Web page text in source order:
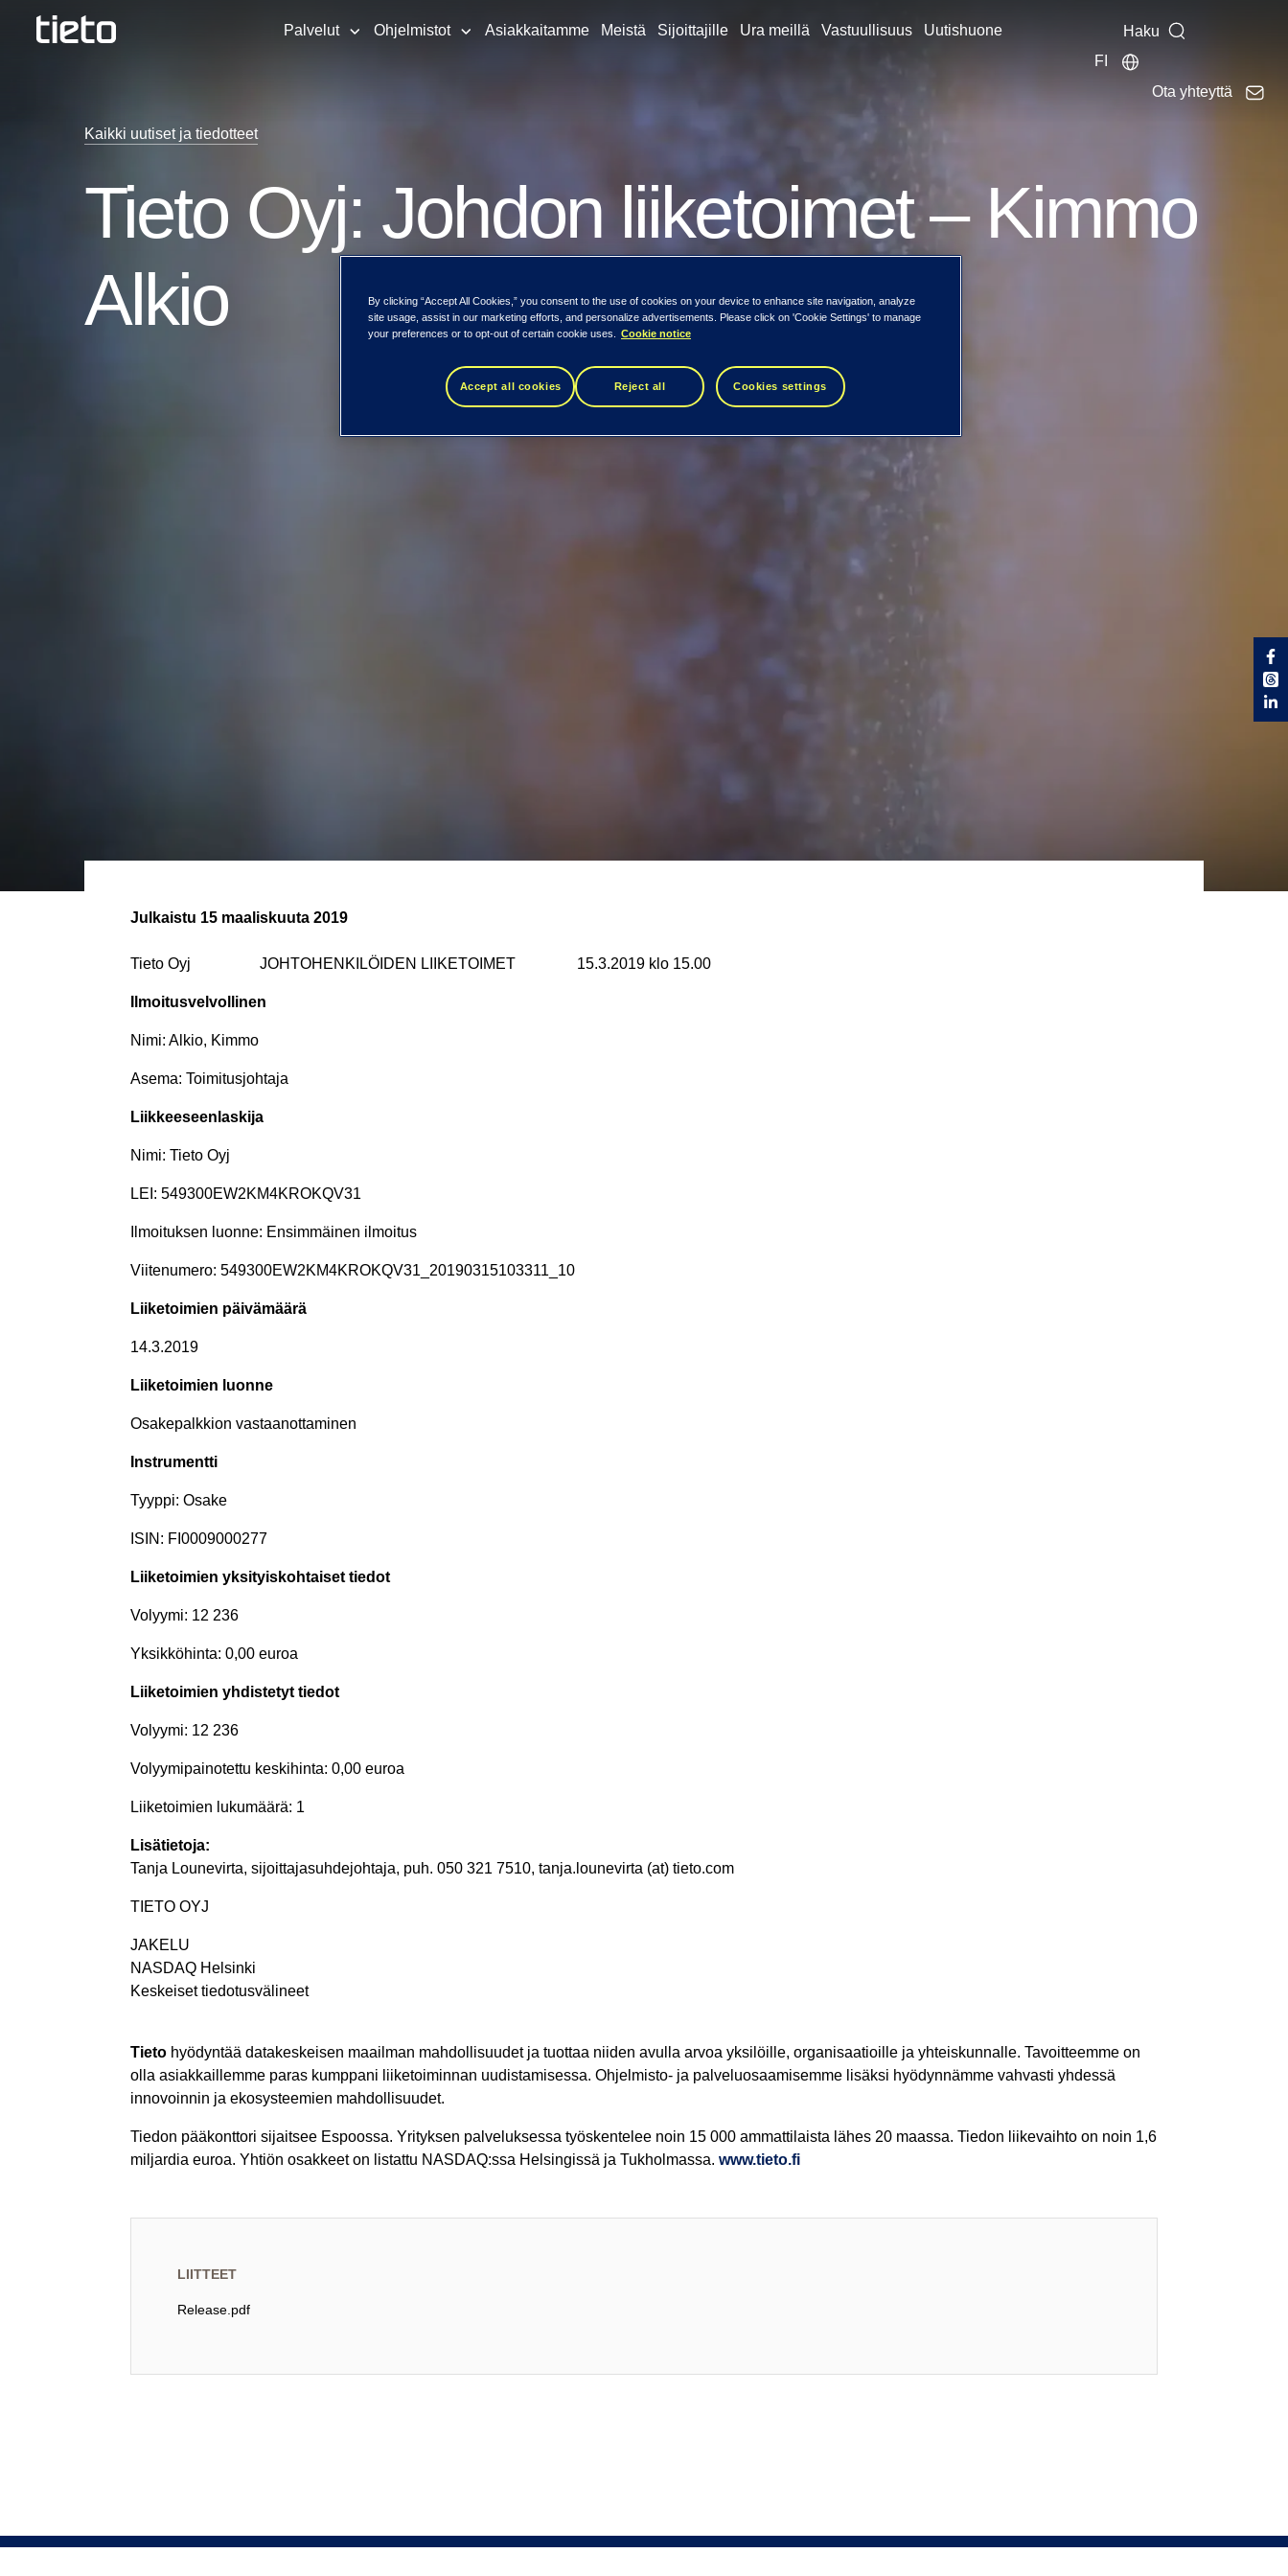
Palvelut Ohjelmistot Asiakkaitamme Meistä Sijoittajille Ura meillä Vastuullisuus Uutishuone
Haku
FI
Ota yhteyttä
Kaikki uutiset ja tiedotteet
Tieto Oyj: Johdon liiketoimet – Kimmo
Alkio
Julkaistu 15 maaliskuuta 2019
Tieto Oyj JOHTOHENKILÖIDEN LIIKETOIMET 15.3.2019 klo 15.00
Ilmoitusvelvollinen
Nimi: Alkio, Kimmo
Asema: Toimitusjohtaja
Liikkeeseenlaskija
Nimi: Tieto Oyj
LEI: 549300EW2KM4KROKQV31
Ilmoituksen luonne: Ensimmäinen ilmoitus
Viitenumero: 549300EW2KM4KROKQV31_20190315103311_10
Liiketoimien päivämäärä
14.3.2019
Liiketoimien luonne
Osakepalkkion vastaanottaminen
Instrumentti
Tyyppi: Osake
ISIN: FI0009000277
Liiketoimien yksityiskohtaiset tiedot
Volyymi: 12 236
Yksikköhinta: 0,00 euroa
Liiketoimien yhdistetyt tiedot
Volyymi: 12 236
Volyymipainotettu keskihinta: 0,00 euroa
Liiketoimien lukumäärä: 1
Lisätietoja:
Tanja Lounevirta, sijoittajasuhdejohtaja, puh. 050 321 7510, tanja.lounevirta (at) tieto.com
TIETO OYJ
JAKELU
NASDAQ Helsinki
Keskeiset tiedotusvälineet
Tieto hyödyntää datakeskeisen maailman mahdollisuudet ja tuottaa niiden avulla arvoa yksilöille, organisaatioille ja yhteiskunnalle. Tavoitteemme on
olla asiakkaillemme paras kumppani liiketoiminnan uudistamisessa. Ohjelmisto- ja palveluosaamisemme lisäksi hyödynnämme vahvasti yhdessä
innovoinnin ja ekosysteemien mahdollisuudet.
Tiedon pääkonttori sijaitsee Espoossa. Yrityksen palveluksessa työskentelee noin 15 000 ammattilaista lähes 20 maassa. Tiedon liikevaihto on noin 1,6
miljardia euroa. Yhtiön osakkeet on listattu NASDAQ:ssa Helsingissä ja Tukholmassa. www.tieto.fi
LIITTEET
Release.pdf
By clicking “Accept All Cookies,” you consent to the use of cookies on your device to enhance site navigation, analyze
site usage, assist in our marketing efforts, and personalize advertisements. Please click on 'Cookie Settings' to manage
your preferences or to opt-out of certain cookie uses.
Cookie notice
Accept all cookies Reject all Cookies settings